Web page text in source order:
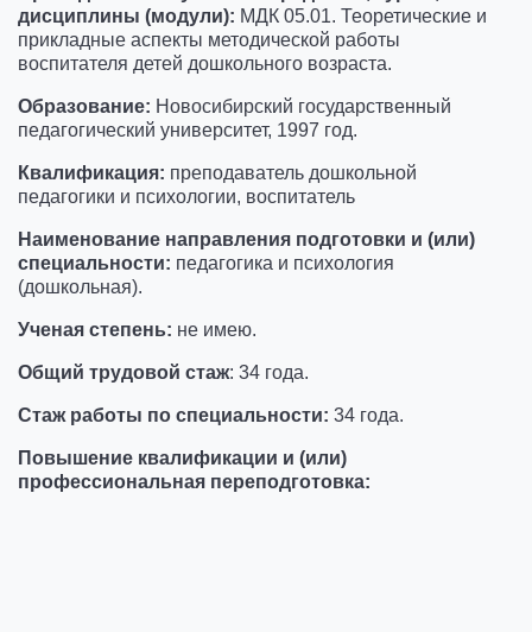
дисциплины (модули): МДК 05.01. Теоретические и
прикладные аспекты методической работы
воспитателя детей дошкольного возраста.
Образование: Новосибирский государственный
педагогический университет, 1997 год.
Квалификация: преподаватель дошкольной
педагогики и психологии, воспитатель
Наименование направления подготовки и (или)
специальности: педагогика и психология
(дошкольная).
Ученая степень: не имею.
Общий трудовой стаж: 34 года.
Стаж работы по специальности: 34 года.
Повышение квалификации и (или)
профессиональная переподготовка: